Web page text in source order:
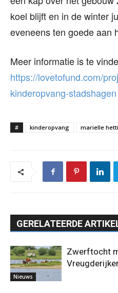
koel blijft en in de winter
eveneens ten goede aan
Meer informatie is te
https://lovetofund.com/
kinderopvang-stadshagen
# kinderopvang marielle
GERELATEERDE
Nieuws
Zwerftocht